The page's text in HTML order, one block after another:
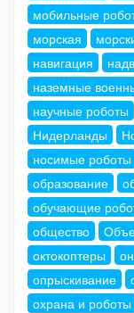
мобильные
морская
навигация
наземные
научные роботы
Нидерланды
носимые роботы
образование
обучающие
общество
октокоптеры
опрыскивание
охрана и роботы